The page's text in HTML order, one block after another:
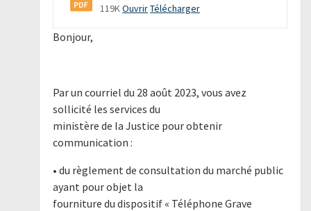
119KOuvrirTélécharger
Bonjour,
Par un courriel du 28 août 2023, vous avez
sollicité les services du
ministère de la Justice pour obtenir
communication :
• du règlement de consultation du marché public
ayant pour objet la
fourniture du dispositif « Téléphone Grave